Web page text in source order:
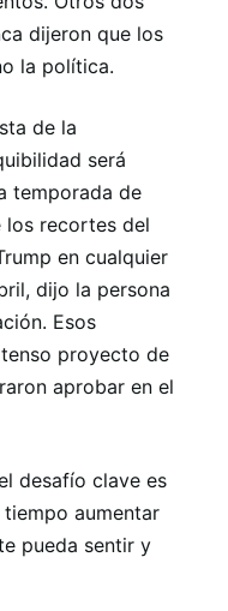
dijeron que los
la política.
de la
será
temporada de
los recortes del
en cualquier
dijo la persona
Esos
proyecto de
aprobar en el
desafío clave es
aumentar
pueda sentir y